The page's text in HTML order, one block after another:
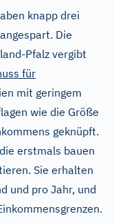
knapp drei
Die
Pfalz vergibt
für
mit geringem
wie die Größe
geknüpft.
erstmals bauen
Sie erhalten
und pro Jahr, und